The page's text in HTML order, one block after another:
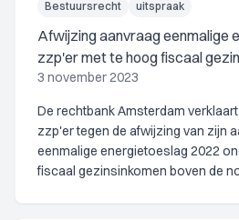
Bestuursrecht uitspraak
Afwijzing aanvraag eenmalige
zzp'er met te hoog fiscaal
3 november 2023
De rechtbank Amsterdam
zzp'er tegen de afwijzing van zijn
eenmalige energietoeslag 2022
fiscaal gezinsinkomen boven de